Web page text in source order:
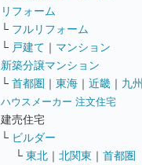
リフォーム
└ フルリフォーム
└ 戸建て ｜ マンション
新築分譲マンション
└ 首都圏 ｜ 東海 ｜ 近畿 ｜ 九州
ハウスメーカー 注文住宅
建売住宅
└ ビルダー
└ 東北 ｜ 北関東 ｜ 首都圏